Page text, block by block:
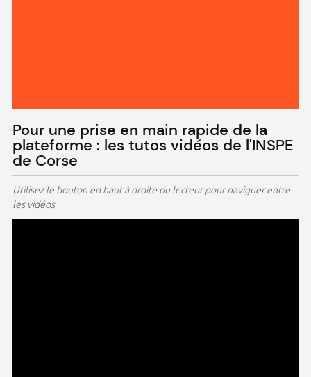
Pour une prise en main rapide de la
plateforme : les tutos vidéos de l'INSPE
de Corse
Utilisez le bouton en haut à droite du lecteur pour naviguer entre
les vidéos